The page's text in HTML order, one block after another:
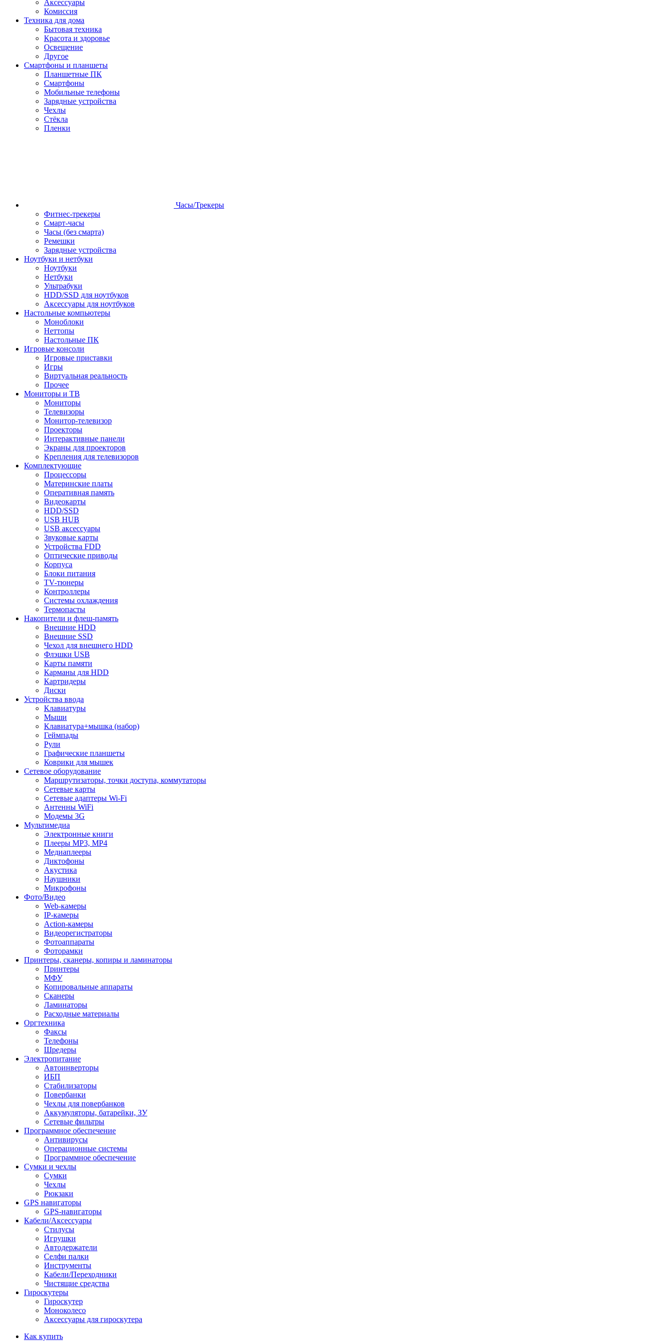
Аксессуары
Комиссия
Техника для дома
Бытовая техника
Красота и здоровье
Освещение
Другое
Смартфоны и планшеты
Планшетные ПК
Смартфоны
Мобильные телефоны
Зарядные устройства
Чехлы
Стёкла
Пленки
Часы/Трекеры
Фитнес-трекеры
Смарт-часы
Часы (без смарта)
Ремешки
Зарядные устройства
Ноутбуки и нетбуки
Ноутбуки
Нетбуки
Ультрабуки
HDD/SSD для ноутбуков
Аксессуары для ноутбуков
Настольные компьютеры
Моноблоки
Неттопы
Настольные ПК
Игровые консоли
Игровые приставки
Игры
Виртуальная реальность
Прочее
Мониторы и ТВ
Мониторы
Телевизоры
Монитор-телевизор
Проекторы
Интерактивные панели
Экраны для проекторов
Крепления для телевизоров
Комплектующие
Процессоры
Материнские платы
Оперативная память
Видеокарты
HDD/SSD
USB HUB
USB аксессуары
Звуковые карты
Устройства FDD
Оптические приводы
Корпуса
Блоки питания
TV-тюнеры
Контроллеры
Системы охлаждения
Термопасты
Накопители и флеш-память
Внешние HDD
Внешние SSD
Чехол для внешнего HDD
Флэшки USB
Карты памяти
Карманы для HDD
Картридеры
Диски
Устройства ввода
Клавиатуры
Мыши
Клавиатура+мышка (набор)
Геймпады
Рули
Графические планшеты
Коврики для мышек
Сетевое оборудование
Маршрутизаторы, точки доступа, коммутаторы
Сетевые карты
Сетевые адаптеры Wi-Fi
Антенны WiFi
Модемы 3G
Мультимедиа
Электронные книги
Плееры MP3, MP4
Медиаплееры
Диктофоны
Акустика
Наушники
Микрофоны
Фото/Видео
Web-камеры
IP-камеры
Action-камеры
Видеорегистраторы
Фотоаппараты
Фоторамки
Принтеры, сканеры, копиры и ламинаторы
Принтеры
МФУ
Копировальные аппараты
Сканеры
Ламинаторы
Расходные материалы
Оргтехника
Факсы
Телефоны
Шредеры
Электропитание
Автоинверторы
ИБП
Стабилизаторы
Повербанки
Чехлы для повербанков
Аккумуляторы, батарейки, ЗУ
Сетевые фильтры
Программное обеспечение
Антивирусы
Операционные системы
Программное обеспечение
Сумки и чехлы
Сумки
Чехлы
Рюкзаки
GPS навигаторы
GPS-навигаторы
Кабели/Аксессуары
Стилусы
Игрушки
Автодержатели
Селфи палки
Инструменты
Кабели/Переходники
Чистящие средства
Гироскутеры
Гироскутер
Моноколесо
Аксессуары для гироскутера
Как купить